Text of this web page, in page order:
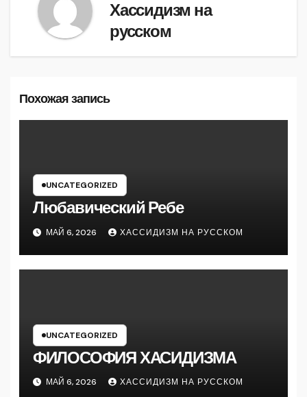
Хассидизм на
русском
Похожая запись
UNCATEGORIZED
Любавический Ребе
МАЙ 6, 2026 ХАССИДИЗМ НА РУССКОМ
UNCATEGORIZED
ФИЛОСОФИЯ ХАСИДИЗМА
МАЙ 6, 2026 ХАССИДИЗМ НА РУССКОМ